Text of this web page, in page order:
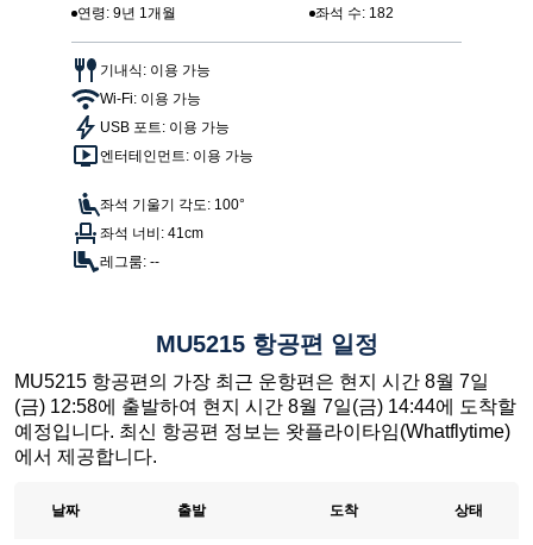
연령: 9년 1개월
좌석 수: 182
기내식: 이용 가능
Wi-Fi: 이용 가능
USB 포트: 이용 가능
엔터테인먼트: 이용 가능
좌석 기울기 각도: 100°
좌석 너비: 41cm
레그룸: --
MU5215 항공편 일정
MU5215 항공편의 가장 최근 운항편은 현지 시간 8월 7일
(금) 12:58에 출발하여 현지 시간 8월 7일(금) 14:44에 도착할
예정입니다. 최신 항공편 정보는 왓플라이타임(Whatflytime)
에서 제공합니다.
날짜 출발 도착 상태